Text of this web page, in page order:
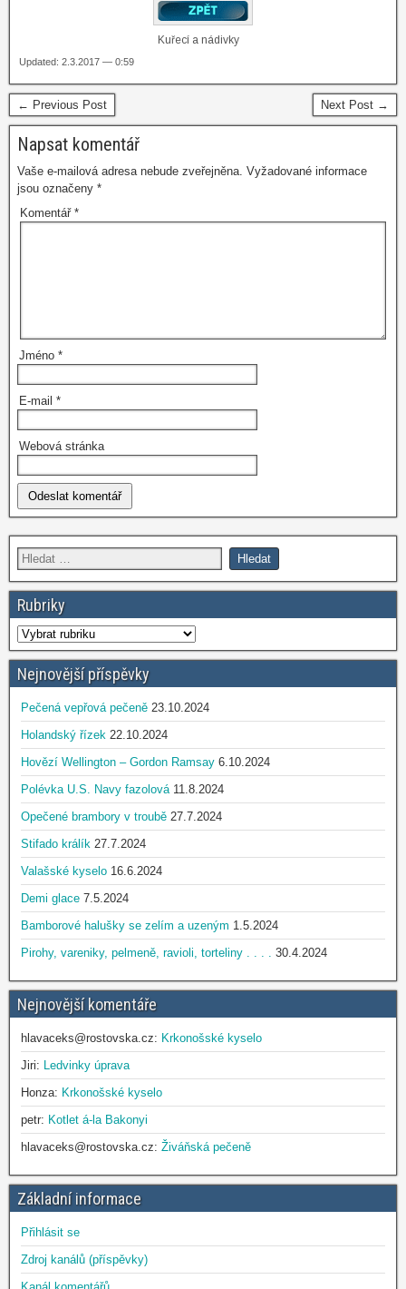
Kuřecí a nádivky
Updated: 2.3.2017 — 0:59
← Previous Post Next Post →
Napsat komentář
Vaše e-mailová adresa nebude zveřejněna. Vyžadované informace
jsou označeny *
Komentář *
Jméno *
E-mail *
Webová stránka
Rubriky
Nejnovější příspěvky
Pečená vepřová pečeně 23.10.2024
Holandský řízek 22.10.2024
Hovězí Wellington – Gordon Ramsay 6.10.2024
Polévka U.S. Navy fazolová 11.8.2024
Opečené brambory v troubě 27.7.2024
Stifado králík 27.7.2024
Valašské kyselo 16.6.2024
Demi glace 7.5.2024
Bamborové halušky se zelím a uzeným 1.5.2024
Pirohy, vareniky, pelmeně, ravioli, torteliny . . . . 30.4.2024
Nejnovější komentáře
hlavaceks@rostovska.cz: Krkonošské kyselo
Jiri: Ledvinky úprava
Honza: Krkonošské kyselo
petr: Kotlet á-la Bakonyi
hlavaceks@rostovska.cz: Živáňská pečeně
Základní informace
Přihlásit se
Zdroj kanálů (příspěvky)